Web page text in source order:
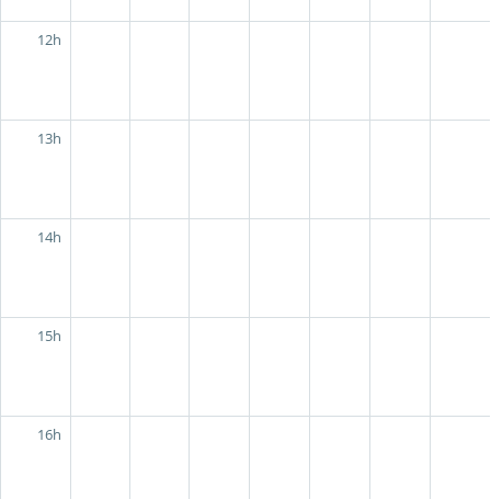
12h
13h
14h
15h
16h